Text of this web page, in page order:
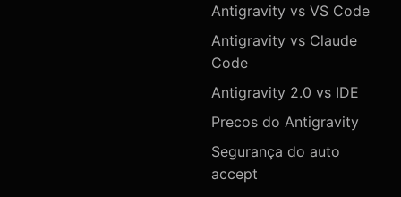
Antigravity vs VS Code
Antigravity vs Claude
Code
Antigravity 2.0 vs IDE
Precos do Antigravity
Segurança do auto
accept